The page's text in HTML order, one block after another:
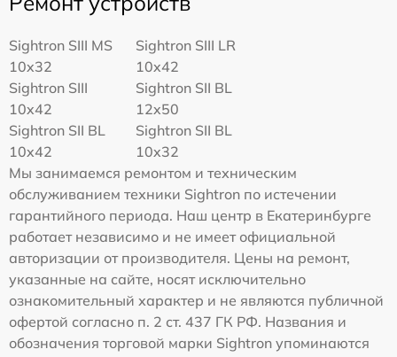
Sightron SIII MS
10x32
Sightron SIII LR
10x42
Sightron SIII
10x42
Sightron SII BL
12x50
Sightron SII BL
10x42
Sightron SII BL
10x32
Мы занимаемся ремонтом и техническим
обслуживанием техники Sightron по истечении
гарантийного периода. Наш центр в Екатеринбурге
работает независимо и не имеет официальной
авторизации от производителя. Цены на ремонт,
указанные на сайте, носят исключительно
ознакомительный характер и не являются публичной
офертой согласно п. 2 ст. 437 ГК РФ. Названия и
обозначения торговой марки Sightron упоминаются